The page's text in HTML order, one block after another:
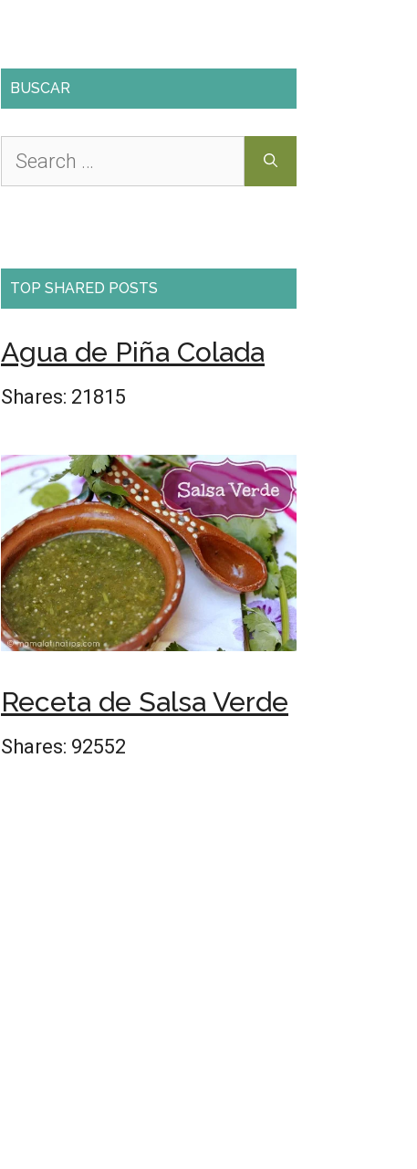
BUSCAR
Search
for:
TOP SHARED POSTS
Agua de Piña Colada
Shares: 21815
Receta de Salsa Verde
Shares: 92552